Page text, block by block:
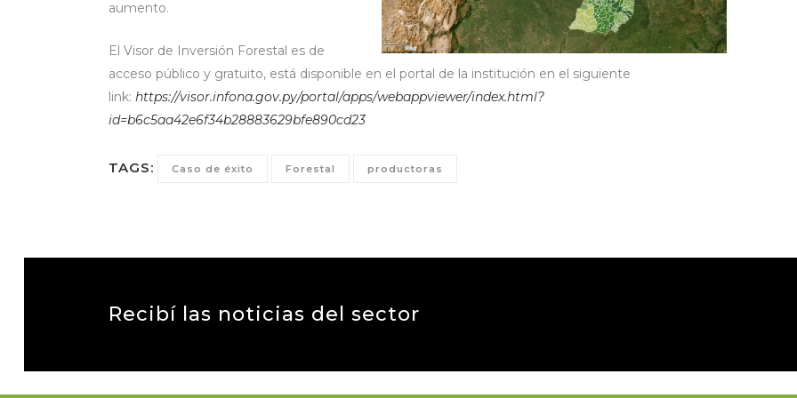
aumento.
El Visor de Inversión Forestal es de
acceso público y gratuito, está disponible en el portal de la institución en el siguiente
link: https://visor.infona.gov.py/portal/apps/webappviewer/index.html?
id=b6c5aa42e6f34b28883629bfe890cd23
TAGS: Caso de éxito Forestal productoras
Recibí las noticias del sector